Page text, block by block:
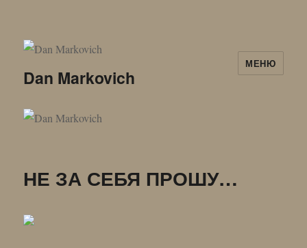
Dan Markovich
МЕНЮ
НЕ ЗА СЕБЯ ПРОШУ…